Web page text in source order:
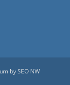
bySEO NW